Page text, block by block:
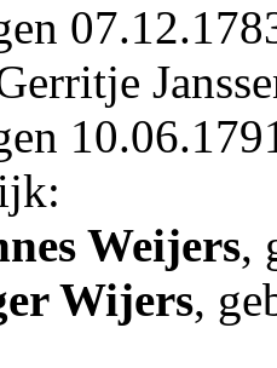
Weijers,
Wijers,